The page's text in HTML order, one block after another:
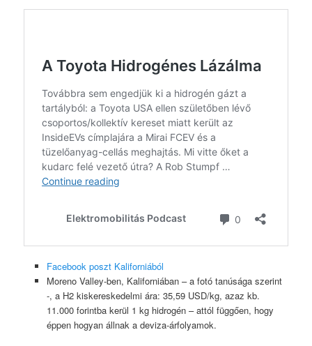
Facebook poszt Kaliforniából
Moreno Valley-ben, Kaliforniában – a fotó tanúsága szerint
-, a H2 kiskereskedelmi ára: 35,59 USD/kg, azaz kb.
11.000 forintba kerül 1 kg hidrogén – attól függően, hogy
éppen hogyan állnak a deviza-árfolyamok.